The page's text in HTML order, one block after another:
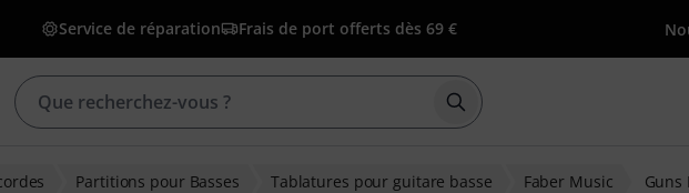
Service de réparation Frais de port offerts dès 69 €
Démarrer la recherche
Partitions pour Basses Tablatures pour guitare basse Faber Music Guns